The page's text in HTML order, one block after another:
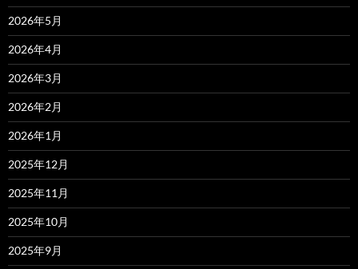
2026年5月
2026年4月
2026年3月
2026年2月
2026年1月
2025年12月
2025年11月
2025年10月
2025年9月